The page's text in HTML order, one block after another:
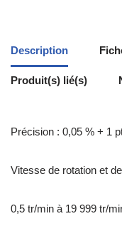
Description
Produit(s) lié(s)
Précision : 0,05 % + 1
Vitesse de rotation et
0,5 tr/min à 19 999 tr/